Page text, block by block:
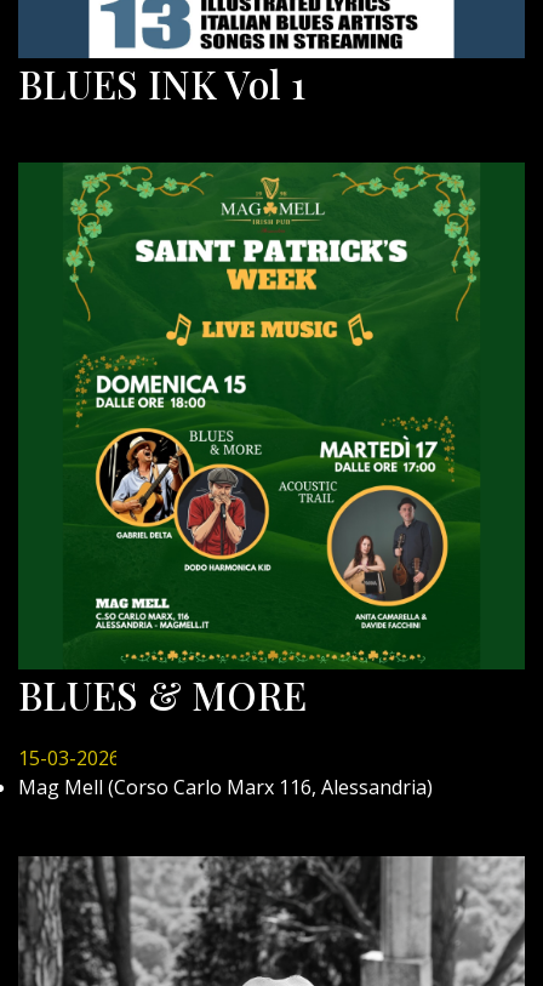
BLUES INK Vol 1
BLUES & MORE
15-03-2026
Mag Mell (Corso Carlo Marx 116, Alessandria)